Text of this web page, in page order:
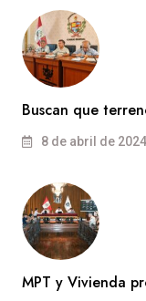
Buscan que
8 de abril de 2024
MPT y Vivienda